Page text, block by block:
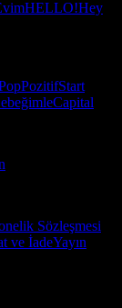
HELLO!Hey
PozitifStart
Capital
Sözleşmesi
ve İadeYayın